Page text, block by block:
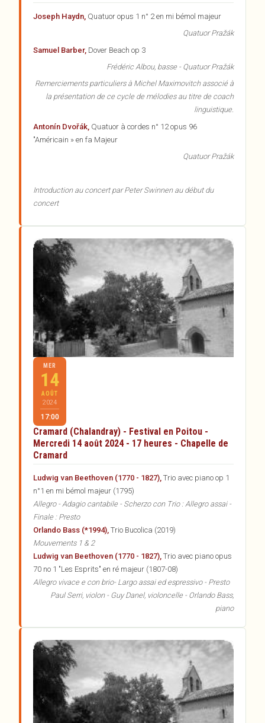
Joseph Haydn, Quatuor opus 1 n° 2 en mi bémol majeur
Quatuor Pražák
Samuel Barber, Dover Beach op 3
Frédéric Albou, basse - Quatuor Pražák
Remerciements particuliers à Michel Maximovitch associé à
la présentation de ce cycle de mélodies au titre de coach
linguistique.
Antonín Dvořák, Quatuor à cordes n° 12 opus 96
"Américain » en fa Majeur
Quatuor Pražák
Introduction au concert par Peter Swinnen au début du
concert
MER
14
AOÛT
2024
17:00
Cramard (Chalandray) - Festival en Poitou -
Mercredi 14 août 2024 - 17 heures - Chapelle de
Cramard
Ludwig van Beethoven (1770 - 1827), Trio avec piano op 1
n°1 en mi bémol majeur (1795)
Allegro - Adagio cantabile - Scherzo con Trio : Allegro assai -
Finale : Presto
Orlando Bass (*1994), Trio Bucolica (2019)
Mouvements 1 & 2
Ludwig van Beethoven (1770 - 1827), Trio avec piano opus
70 no 1 "Les Esprits" en ré majeur (1807-08)
Allegro vivace e con brio- Largo assai ed espressivo - Presto
Paul Serri, violon - Guy Danel, violoncelle - Orlando Bass,
piano